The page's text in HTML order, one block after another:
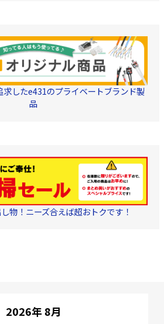
したe431のプライベートブランド製
品
物！ニーズ合えば超おトクです！
2026年 8月